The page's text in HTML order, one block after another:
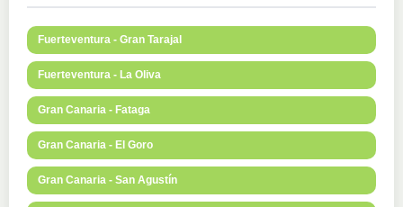
Fuerteventura - Gran Tarajal
Fuerteventura - La Oliva
Gran Canaria - Fataga
Gran Canaria - El Goro
Gran Canaria - San Agustín